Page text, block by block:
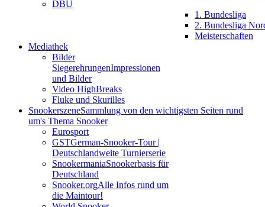
DBU
1. Bundesliga
2. Bundesliga
Meisterschaften
Mediathek
Bilder
SiegerehrungenImpressionen
und Bilder
Video HighBreaks
Fluke und Skurilles
SnookerszeneSammlung von den wichtigsten Seiten rund
um's Thema Snooker
Eurosport
GSTGerman-Snooker-Tour |
Deutschlandweite Turnierserie
SnookermaniaSnookerbasis für
Deutschland
Snooker.orgAlle Infos rund um
die Maintour!